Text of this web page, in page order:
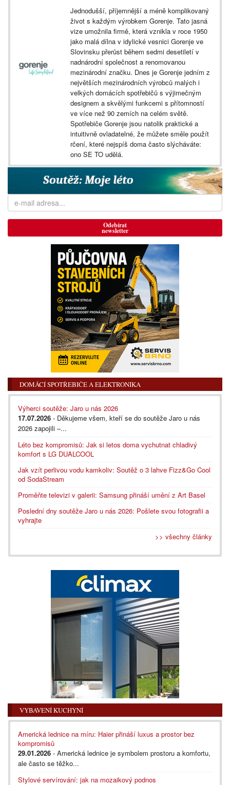
Jednodušší, příjemnější a méně komplikovaný
život s každým výrobkem Gorenje. Tato jasná
vize umožnila firmě, která vznikla v roce 1950
jako malá dílna v idylické vesnici Gorenje ve
Slovinsku přerůst během sedmi desetiletí v
nadnárodní společnost a renomovanou
mezinárodní značku. Dnes je Gorenje jedním z
největších mezinárodních výrobců malých i
velkých domácích spotřebičů s výjimečným
designem a skvělými funkcemi s přítomností
ve více než 90 zemích na celém světě.
Spotřebiče Gorenje jsou natolik praktické a
intuitivně ovladatelné, že můžete směle použít
rčení, které nejspíš doma často slýcháváte:
ono SE TO udělá.
Odebírat
newsletter
DOMÁCÍ SPOTŘEBIČE A ELEKTRONIKA
Výherci soutěže: Jaro u nás 2026
17.07.2026 - Děkujeme všem, kteří se do soutěže Jaro u nás
2026 zapojili –...
Léto bez kompromisů: Jak si letos doma vychutnat chladivý
komfort s LG DUALCOOL
Jak vzít perlivou vodu kamkoliv: Soutěž o 3 lahve Fizz&Go Cool
od SodaStream
Proměňte televizi v galerii: Samsung přináší umění z Art Basel
Poslední dny soutěže Jaro u nás 2026: Pošlete svou fotografii a
vyhrajte
>> všechny články
VYBAVENÍ KUCHYNÍ
Americká lednice na míru: Haier přináší luxus a prostor bez
kompromisů
29.01.2026 - Americká lednice je symbolem prostoru a komfortu,
ale často se těžko...
Stylové servírování: jak na mozaikový podnos